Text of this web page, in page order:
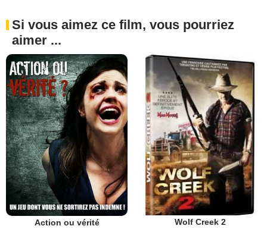
Si vous aimez ce film, vous pourriez
aimer ...
Action ou vérité Wolf Creek 2